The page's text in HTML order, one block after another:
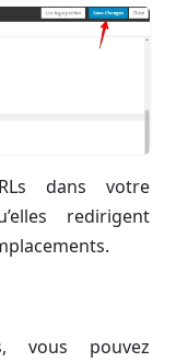
dans votre
redirigent
vous pouvez